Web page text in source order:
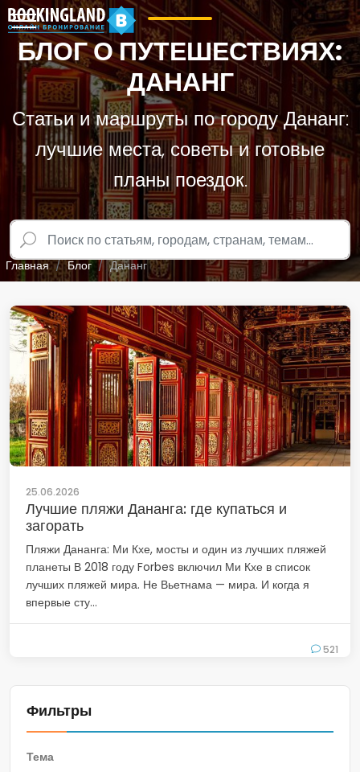
БЛОГ О ПУТЕШЕСТВИЯХ:
ДАНАНГ
Статьи и маршруты по городу Дананг:
лучшие места, советы и готовые
планы поездок.
Главная Блог Дананг
25.06.2026
Лучшие пляжи Дананга: где купаться и
загорать
Пляжи Дананга: Ми Кхе, мосты и один из лучших пляжей
планеты В 2018 году Forbes включил Ми Кхе в список
лучших пляжей мира. Не Вьетнама — мира. И когда я
впервые сту...
521
Фильтры
Тема